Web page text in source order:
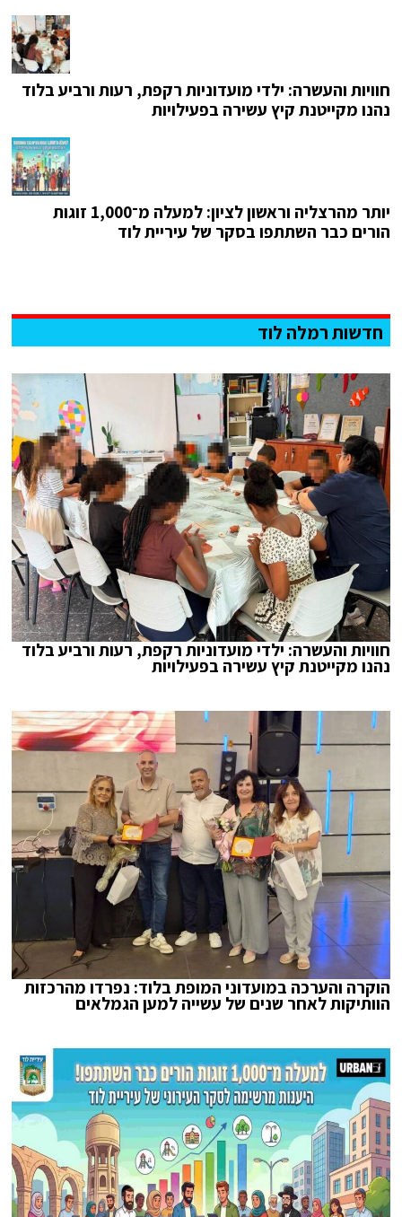
חוויות והעשרה: ילדי מועדוניות רקפת, רעות ורביע בלוד
נהנו מקייטנת קיץ עשירה בפעילויות
יותר מהרצליה וראשון לציון: למעלה מ־1,000 זוגות
הורים כבר השתתפו בסקר של עיריית לוד
חדשות רמלה לוד
חוויות והעשרה: ילדי מועדוניות רקפת, רעות ורביע בלוד
נהנו מקייטנת קיץ עשירה בפעילויות
הוקרה והערכה במועדוני המופת בלוד: נפרדו מהרכזות
הוותיקות לאחר שנים של עשייה למען הגמלאים